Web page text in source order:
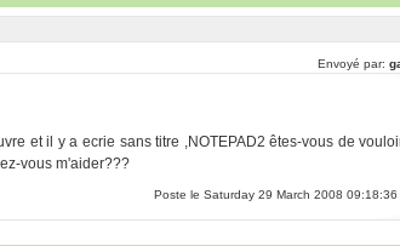
Envoyé par:
et il y a ecrie sans titre ,NOTEPAD2 êtes-vous de
vous m'aider???
Poste le Saturday 29 March 2008 09:18:36